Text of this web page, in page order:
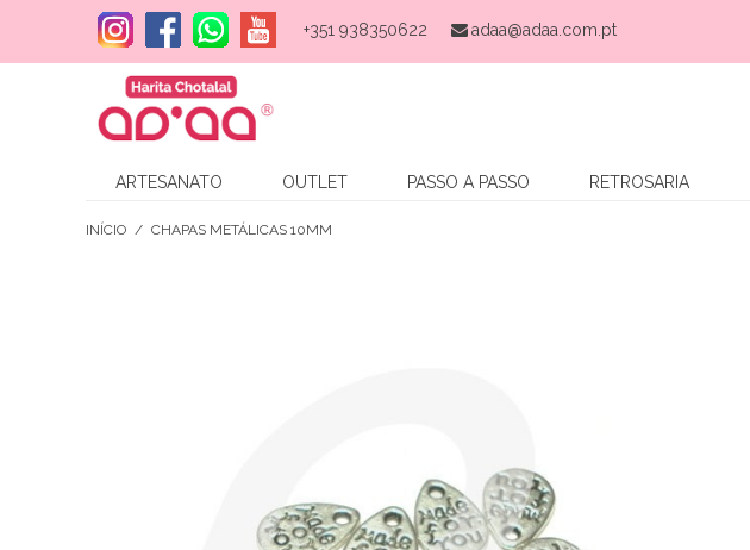
+351 938350622 adaa@adaa.com.pt
ARTESANATO OUTLET PASSO A PASSO RETROSARIA
INÍCIO / CHAPAS METÁLICAS 10MM